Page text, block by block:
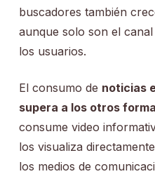
buscadores también
aunque solo son el
los usuarios.
El consumo de noticias
supera a los otros
consume video
los visualiza
los medios de